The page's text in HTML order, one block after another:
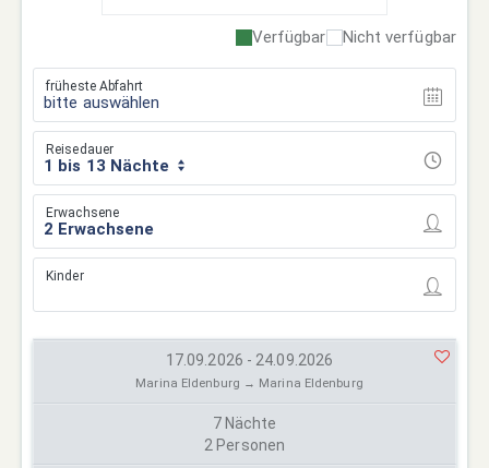
Verfügbar Nicht verfügbar
früheste Abfahrt
bitte auswählen
Reisedauer
1 bis 13 Nächte
Erwachsene
Kinder
17.09.2026 - 24.09.2026
Marina Eldenburg → Marina Eldenburg
7 Nächte
2 Personen